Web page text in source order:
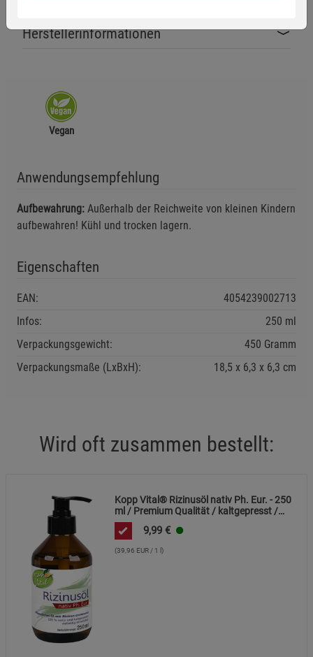
Herstellerinformationen
Vegan
Anwendungsempfehlung
Aufbewahrung: Außerhalb der Reichweite von kleinen Kindern
aufbewahren! Kühl und trocken lagern.
Eigenschaften
EAN:
4054239002713
Infos:
250 ml
Verpackungsgewicht:
450 Gramm
Verpackungsmaße (LxBxH):
18,5 6,3 6,3 cm
Wird oft zusammen bestellt:
Kopp Vital® Rizinusöl nativ Ph. Eur. - 250
ml / Premium Qualität / kaltgepresst /
frei von Alkaloiden
9,99 €
(39,96 EUR / 1 l)
Einstellungen speichern für die Gruppe
Notwendige Cookies (5)
Beschreibung Notwendige Cookies
Cookie-Informationenanzeigen
Funktionale Cookies (1)
Beschreibung Funktionale Cookies
Statistik Cookies (2)
Marketing Cookies (3) Marketing Cookies
Datenschutzerklärung